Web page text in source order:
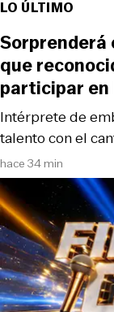
LO ÚLTIMO
hace 34 min
Intérprete de
talento con el
que
participar en